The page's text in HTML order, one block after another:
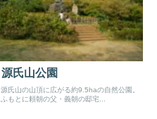
源氏山公園
源氏山の山頂に広がる約9.5haの自然公園。
ふもとに頼朝の父・義朝の邸宅...